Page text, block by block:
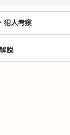
犯人考察
説